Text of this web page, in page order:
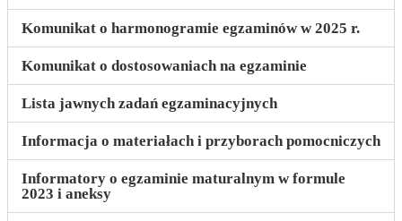
Komunikat o harmonogramie egzaminów w 2025 r.
Komunikat o dostosowaniach na egzaminie
Lista jawnych zadań egzaminacyjnych
Informacja o materiałach i przyborach pomocniczych
Informatory o egzaminie maturalnym w formule
2023 i aneksy